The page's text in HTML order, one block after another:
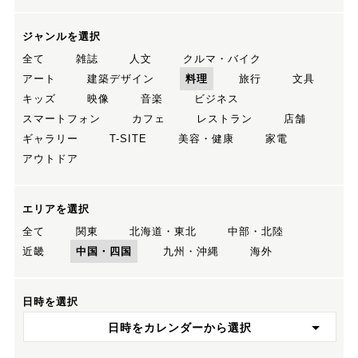
ジャンルを選択
全て
雑誌 人文
クルマ・バイク
アート
建築デザイン 料理 旅行
文具
キッズ
映像 音楽
ビジネス
スマートフォン
カフェ レストラン
店舗
ギャラリー
T-SITE 美容・健康
家電
アウトドア
エリアを選択
全て
関東 北海道・東北
中部・北陸
近畿
中国・四国 九州・沖縄 海外
日時を選択
日時をカレンダーから選択